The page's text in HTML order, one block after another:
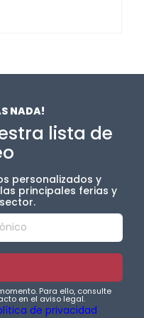
NADA!
lista de
personalizados y
principales ferias y
Para ello, consulte
en el aviso legal.
de privacidad